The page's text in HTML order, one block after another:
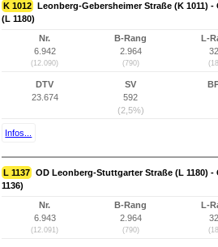
K 1012 Leonberg-Gebersheimer Straße (K 1011)
(L 1180)
Nr.
6.942
(12.090)
B-Rang
2.964
(790)
L-
DTV
23.674
SV
592
(2,5%)
Infos...
L 1137 OD Leonberg-Stuttgarter Straße (L 1180)
1136)
Nr.
6.943
(12.091)
B-Rang
2.964
(790)
L-